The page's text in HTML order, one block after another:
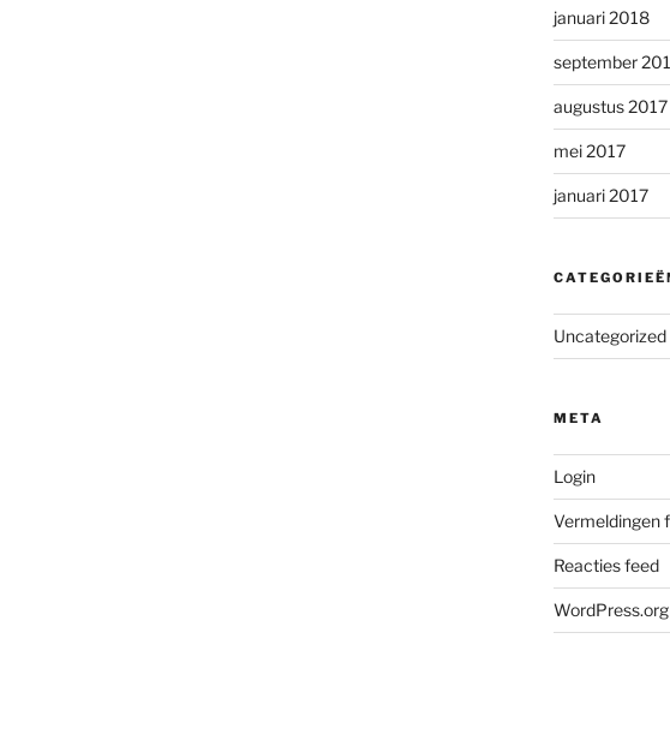
januari 2018
september
augustus 2017
mei 2017
januari 2017
Uncategorized
META
Login
Vermeldingen
Reacties feed
WordPress.org